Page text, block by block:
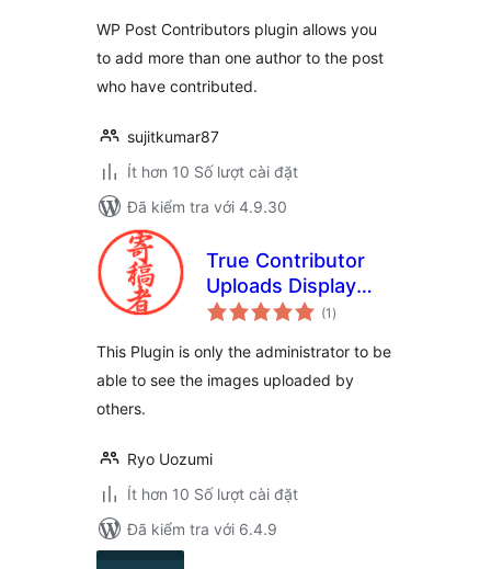
WP Post Contributors plugin allows you
to add more than one author to the post
who have contributed.
sujitkumar87
Ít hơn 10 Số lượt cài đặt
Đã kiểm tra với 4.9.30
True Contributor
Uploads Display
Administrator
(1 tổng
đánh
)
This Plugin is only the administrator to be
able to see the images uploaded by
others.
Ryo Uozumi
Ít hơn 10 Số lượt cài đặt
Đã kiểm tra với 6.4.9